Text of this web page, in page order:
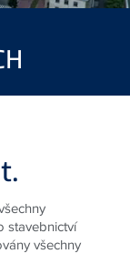
stavebnictví
všechny